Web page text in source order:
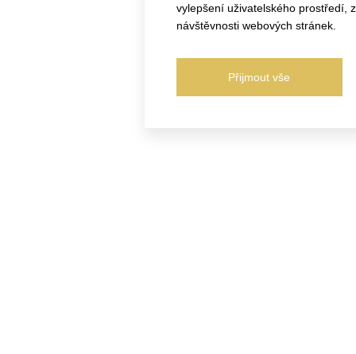
vylepšení uživatelského prostředí,
návštěvnosti webových stránek.
Přijmout vše